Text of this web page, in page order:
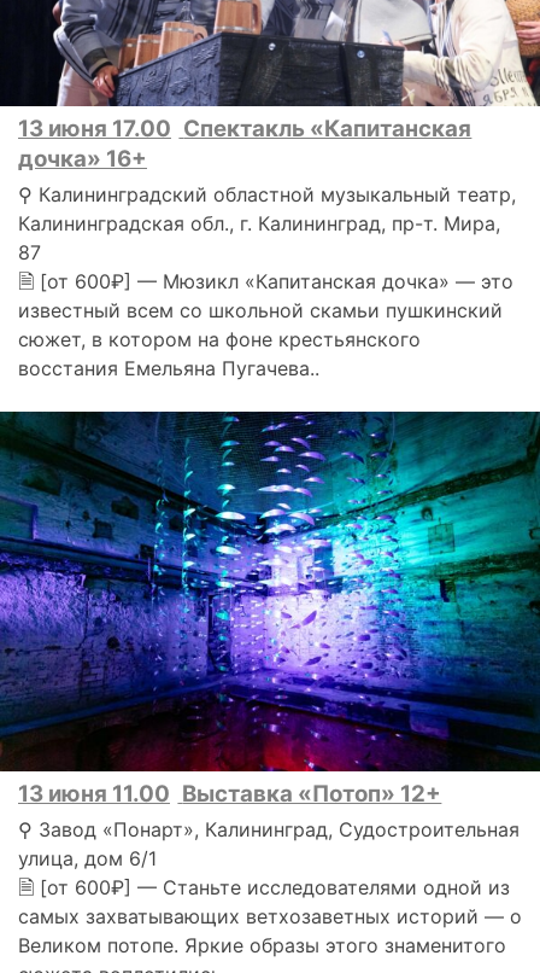
13 июня 17.00 Спектакль «Капитанская
дочка» 16+
⚲ Калининградский областной музыкальный театр,
Калининградская обл., г. Калининград, пр-т. Мира,
87
🗎 [от 600₽] — Мюзикл «Капитанская дочка» — это
известный всем со школьной скамьи пушкинский
сюжет, в котором на фоне крестьянского
восстания Емельяна Пугачева..
13 июня 11.00 Выставка «Потоп» 12+
⚲ Завод «Понарт», Калининград, Судостроительная
улица, дом 6/1
🗎 [от 600₽] — Станьте исследователями одной из
самых захватывающих ветхозаветных историй — о
Великом потопе. Яркие образы этого знаменитого